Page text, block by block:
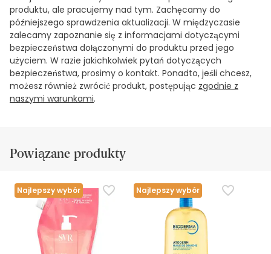
produktu, ale pracujemy nad tym. Zachęcamy do
późniejszego sprawdzenia aktualizacji. W międzyczasie
zalecamy zapoznanie się z informacjami dotyczącymi
bezpieczeństwa dołączonymi do produktu przed jego
użyciem. W razie jakichkolwiek pytań dotyczących
bezpieczeństwa, prosimy o kontakt. Ponadto, jeśli chcesz,
możesz również zwrócić produkt, postępując zgodnie z
naszymi warunkami.
Powiązane produkty
Najlepszy wybór Najlepszy wybór